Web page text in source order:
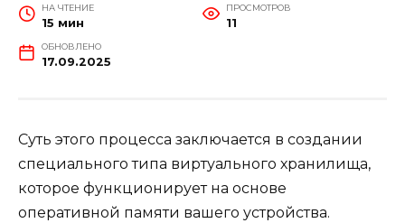
НА ЧТЕНИЕ
15 мин
ПРОСМОТРОВ
11
ОБНОВЛЕНО
17.09.2025
Суть этого процесса заключается в создании
специального типа виртуального хранилища,
которое функционирует на основе
оперативной памяти вашего устройства.